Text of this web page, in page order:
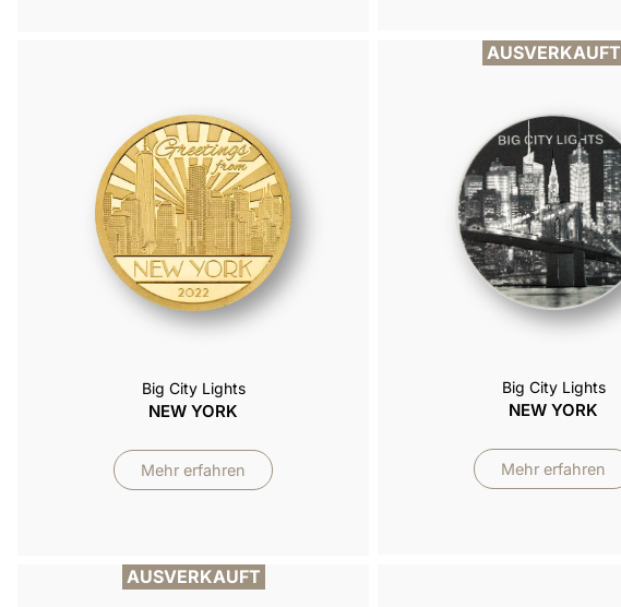
Big City Lights
NEW YORK
Mehr erfahren
AUSVERKAUFT
Big City Lights
NEW YORK
Mehr erfahren
AUSVERKAUFT